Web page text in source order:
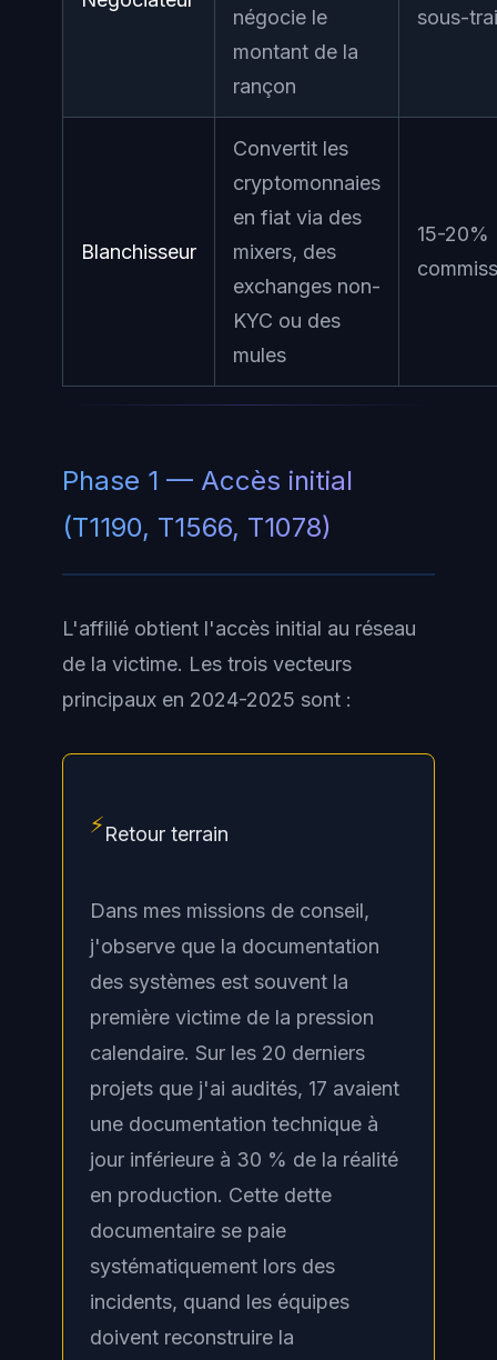
négocie le
montant de la
rançon
sous-
Blanchisseur
Convertit les
cryptomonnaies
en fiat via des
mixers, des
exchanges non-
KYC ou des
mules
15-20%
Phase 1 — Accès initial
(T1190, T1566, T1078)
L'affilié obtient l'accès initial au réseau
de la victime. Les trois vecteurs
principaux en 2024-2025 sont :
⚡Retour terrain
Dans mes missions de conseil,
j'observe que la documentation
des systèmes est souvent la
première victime de la pression
calendaire. Sur les 20 derniers
projets que j'ai audités, 17 avaient
une documentation technique à
jour inférieure à 30 % de la réalité
en production. Cette dette
documentaire se paie
systématiquement lors des
incidents, quand les équipes
doivent reconstruire la